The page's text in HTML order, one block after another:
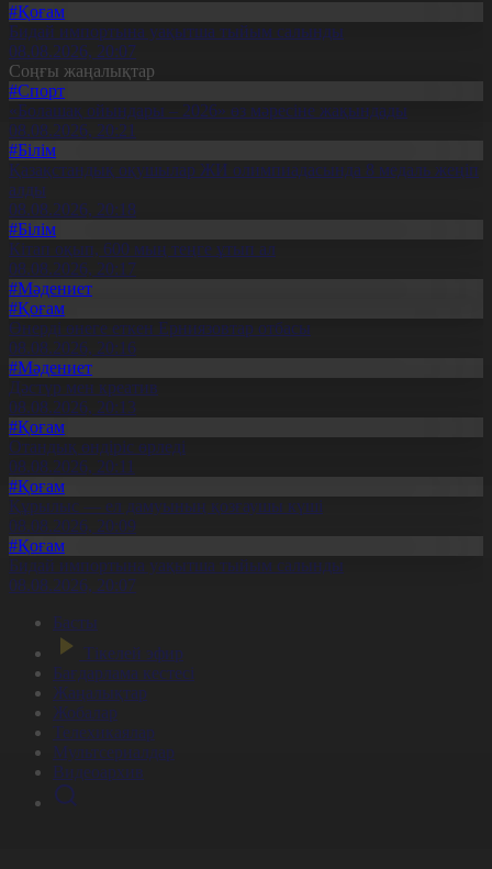
#Қоғам
Бидай импортына уақытша тыйым салынды
08.08.2026, 20:07
Соңғы жаңалықтар
#Спорт
«Болашақ ойындары – 2026» өз мәресіне жақындады
08.08.2026, 20:21
#Білім
Қазақстандық оқушылар ЖИ олимпиадасында 8 медаль жеңіп
алды
08.08.2026, 20:18
#Білім
Кітап оқып, 600 мың теңге ұтып ал
08.08.2026, 20:17
#Мәдениет
#Қоғам
Өнерді өнеге еткен Ерниязовтар отбасы
08.08.2026, 20:16
#Мәдениет
Дәстүр мен креатив
08.08.2026, 20:13
#Қоғам
Отандық өндіріс өрледі
08.08.2026, 20:11
#Қоғам
Құрылыс — ел дамуының қозғаушы күші
08.08.2026, 20:09
#Қоғам
Бидай импортына уақытша тыйым салынды
08.08.2026, 20:07
Басты
Тікелей эфир
Бағдарлама кестесі
Жаңалықтар
Жобалар
Телехикаялар
Мультсериалдар
Видеоархив